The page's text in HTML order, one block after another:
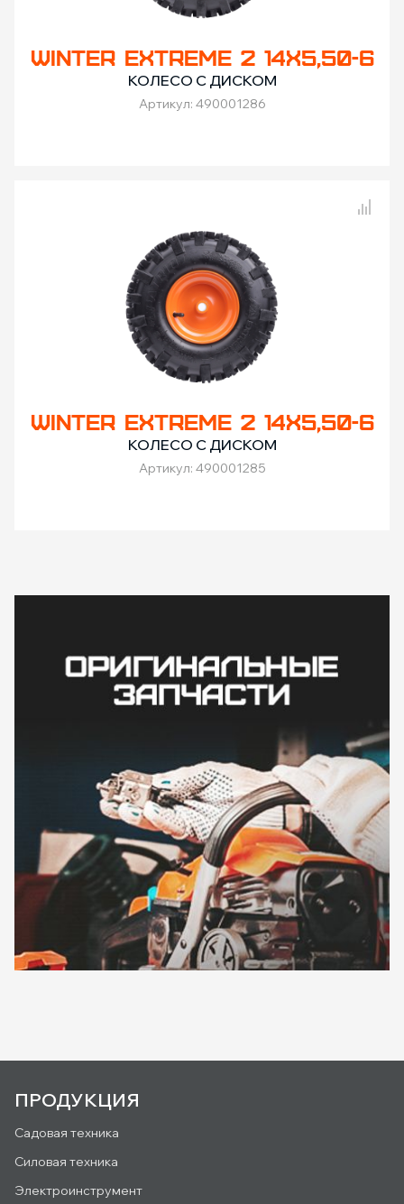
WINTER EXTREME 2 14X5,50-6
КОЛЕСО С ДИСКОМ
Артикул: 490001286
WINTER EXTREME 2 14X5,50-6
КОЛЕСО С ДИСКОМ
Артикул: 490001285
ПРОДУКЦИЯ
Садовая техника
Силовая техника
Электроинструмент